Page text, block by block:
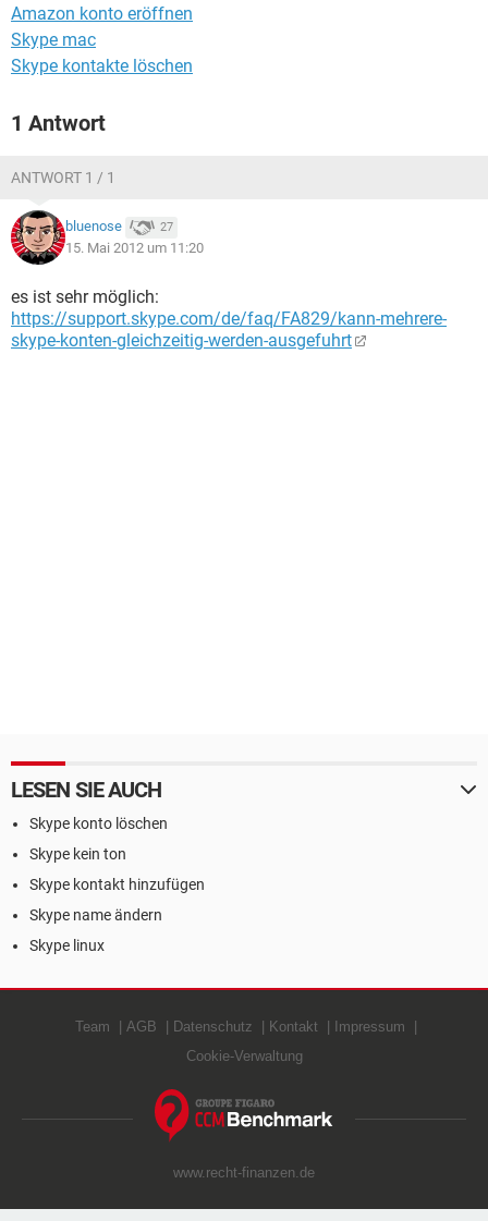
Amazon konto eröffnen
Skype mac
Skype kontakte löschen
1 Antwort
ANTWORT 1 / 1
bluenose 27
15. Mai 2012 um 11:20
es ist sehr möglich:
https://support.skype.com/de/faq/FA829/kann-mehrere-
skype-konten-gleichzeitig-werden-ausgefuhrt
LESEN SIE AUCH
Skype konto löschen
Skype kein ton
Skype kontakt hinzufügen
Skype name ändern
Skype linux
Team AGB Datenschutz Kontakt
Impressum
Cookie-Verwaltung
www.recht-finanzen.de